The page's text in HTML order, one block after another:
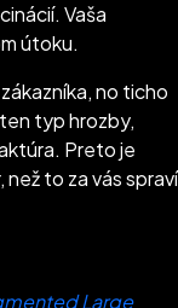
Vaša
útoku.
no ticho
typ hrozby,
Preto je
to za vás spraví
Large